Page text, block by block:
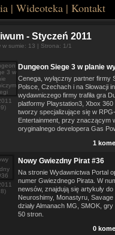
| Wideoteka | Kontakt
- Styczeń 2011
w sumie: 13 | Strona: 1/1
Dungeon Siege 3 w planie
Cenega, wyłączny partner firmy
Polsce, Czechach i na Słowacji
wydawniczego firmy trafiła gra
platformy Playstation3, Xbox
tworzy specjalizujące się w
Entertainment, przy znaczącym
oryginalnego developera Gas
1
Nowy Gwiezdny Pirat #36
Na stronie Wydawnictwa Portal
numer Gwiezdnego Pirata. W
newsów, znajdują się artykuły
Neuroshimy, Monastyru,
działy Almanach MG, SMOK,
50 stron.
0